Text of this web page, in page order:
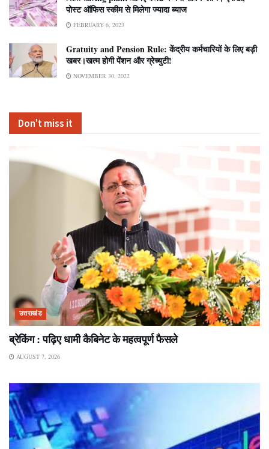
पोस्ट ऑफिस स्कीम से मिलेगा ज्यादा ब्याज
FEBRUARY 6, 2023
Gratuity and Pension Rule: केंद्रीय कर्मचारियों के लिए बड़ी
खबर।खत्म होगी पेंशन और ग्रेच्‍युटी!
NOVEMBER 30, 2022
Don't miss it
उत्तराखंड
ब्रेकिंग : पढ़िए धामी कैबिनेट के महत्वपूर्ण फैसले
AUGUST 7, 2026